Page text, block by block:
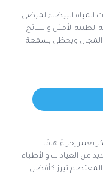
المياه البيضاء لمرضى
الأمثل والنتائج
المجال ويحظى بسمعة
تعتبر إجراءً هامًا
من العيادات والأطباء
المعتصم تبرز كأفضل